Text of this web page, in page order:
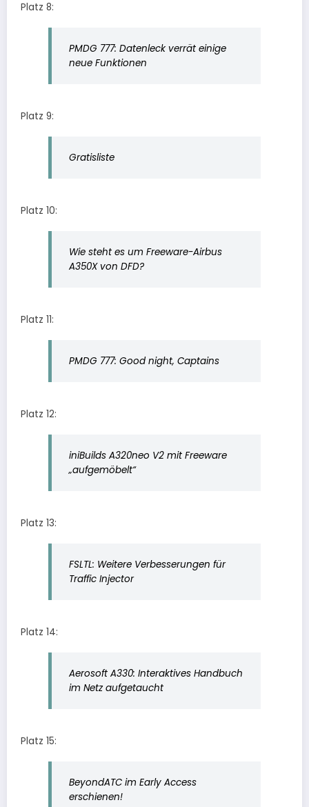
Platz 8:
PMDG 777: Datenleck verrät einige
neue Funktionen
Platz 9:
Gratisliste
Platz 10:
Wie steht es um Freeware-Airbus
A350X von DFD?
Platz 11:
PMDG 777: Good night, Captains
Platz 12:
iniBuilds A320neo V2 mit Freeware
„aufgemöbelt“
Platz 13:
FSLTL: Weitere Verbesserungen für
Traffic Injector
Platz 14:
Aerosoft A330: Interaktives Handbuch
im Netz aufgetaucht
Platz 15:
BeyondATC im Early Access
erschienen!